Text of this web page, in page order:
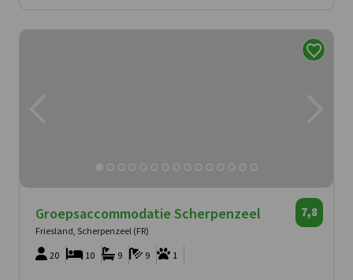
Groepsaccommodatie Scherpenzeel
Friesland, Scherpenzeel (FR)
7,8
20 1
9
9
10